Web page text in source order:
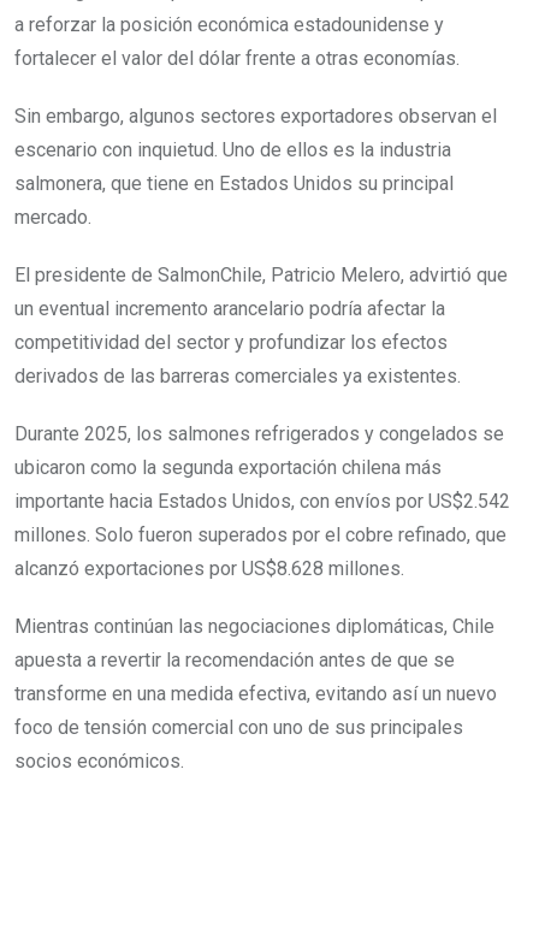
a reforzar la posición económica estadounidense y
fortalecer el valor del dólar frente a otras economías.
Sin embargo, algunos sectores exportadores observan el
escenario con inquietud. Uno de ellos es la industria
salmonera, que tiene en Estados Unidos su principal
mercado.
El presidente de SalmonChile, Patricio Melero, advirtió que
un eventual incremento arancelario podría afectar la
competitividad del sector y profundizar los efectos
derivados de las barreras comerciales ya existentes.
Durante 2025, los salmones refrigerados y congelados se
ubicaron como la segunda exportación chilena más
importante hacia Estados Unidos, con envíos por US$2.542
millones. Solo fueron superados por el cobre refinado, que
alcanzó exportaciones por US$8.628 millones.
Mientras continúan las negociaciones diplomáticas, Chile
apuesta a revertir la recomendación antes de que se
transforme en una medida efectiva, evitando así un nuevo
foco de tensión comercial con uno de sus principales
socios económicos.